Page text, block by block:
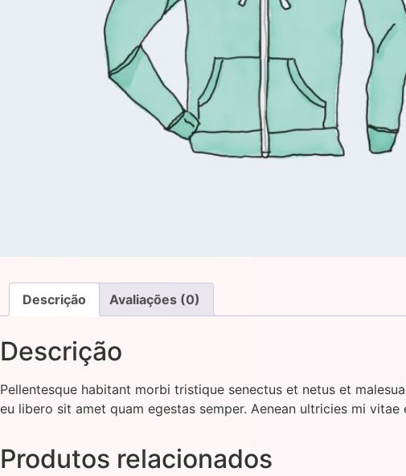
Descrição Avaliações (0)
Descrição
Pellentesque habitant morbi tristique senectus et netus et
eu libero sit amet quam egestas semper. Aenean ultricies mi
Produtos relacionados